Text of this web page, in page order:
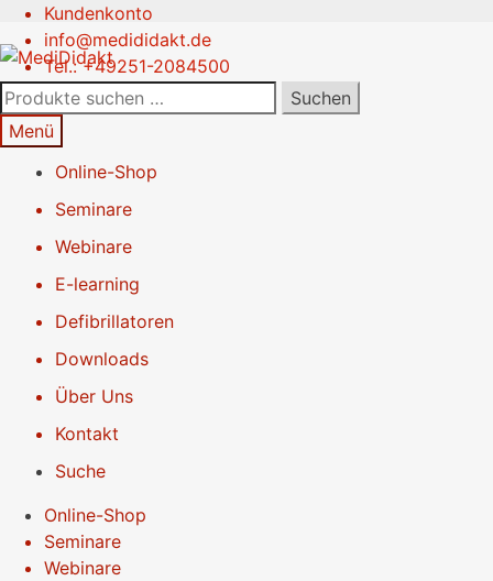
Kundenkonto
info@medididakt.de
Tel.: +49251-2084500
Zur
Navigation
springen
Springe
zum
Inhalt
Suchen
nach:
Suchen
Menü
Online-Shop
Seminare
Webinare
E-learning
Defibrillatoren
Downloads
Über Uns
Kontakt
Suche
Online-Shop
Seminare
Webinare